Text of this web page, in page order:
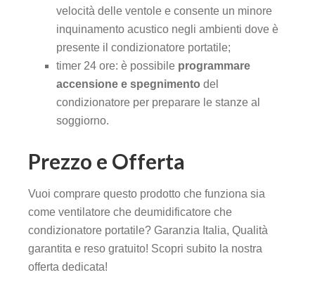
velocità delle ventole e consente un minore
inquinamento acustico negli ambienti dove è
presente il condizionatore portatile;
timer 24 ore: è possibile programmare
accensione e spegnimento del
condizionatore per preparare le stanze al
soggiorno.
Prezzo e Offerta
Vuoi comprare questo prodotto che funziona sia
come ventilatore che deumidificatore che
condizionatore portatile? Garanzia Italia, Qualità
garantita e reso gratuito! Scopri subito la nostra
offerta dedicata!